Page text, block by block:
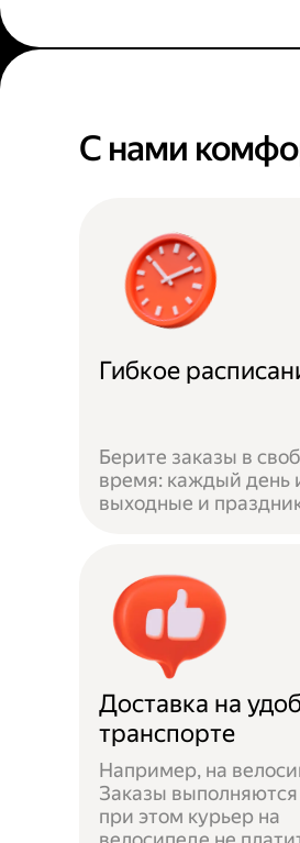
С нами
Гибкое
Берите заказы в
время: каждый день
выходные и
Доставка на
транспорте
Например, на
Заказы
при этом курьер на